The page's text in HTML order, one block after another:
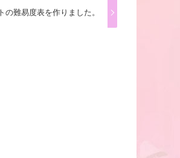
の難易度表を作りました。